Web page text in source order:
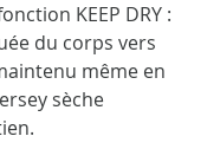
KEEP DRY :
du corps vers
même en
sèche